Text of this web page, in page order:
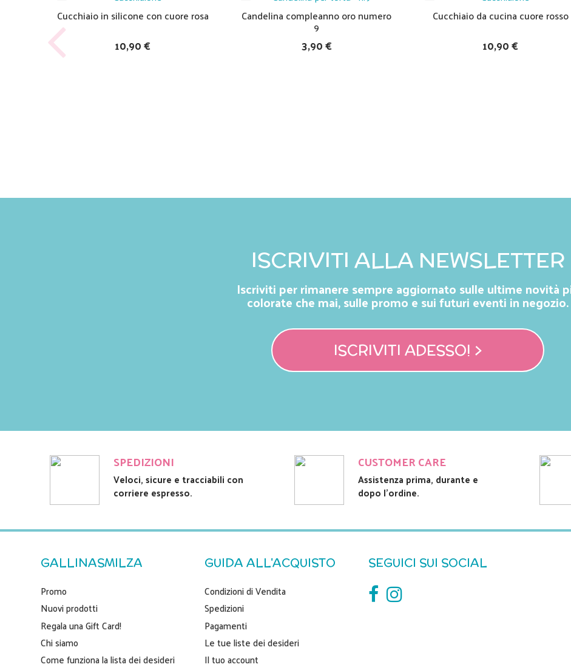
Cucchiaio in silicone con cuore rosa
10,90 €
Candelina compleanno oro numero
9
3,90 €
Cucchiaio da cucina cuore rosso
10,90 €
ISCRIVITI ALLA NEWSLETTER
Iscriviti per rimanere sempre aggiornato sulle ultime novità
colorate che mai, sulle promo e sui futuri eventi in negozio.
ISCRIVITI ADESSO! >
SPEDIZIONI
Veloci, sicure e tracciabili con
corriere espresso.
CUSTOMER CARE
Assistenza prima, durante e
dopo l'ordine.
GALLINASMILZA
Promo
Nuovi prodotti
Regala una Gift Card!
Chi siamo
Come funziona la lista dei desideri
GUIDA ALL'ACQUISTO
Condizioni di Vendita
Spedizioni
Pagamenti
Le tue liste dei desideri
Il tuo account
SEGUICI SUI SOCIAL